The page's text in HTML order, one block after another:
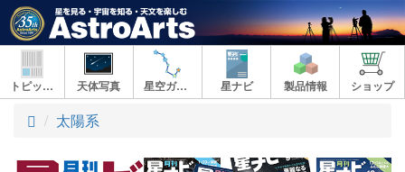
トピックス 天体写真 星空ガイド 星ナビ 製品情報 ショップ
ト
プ
太陽系